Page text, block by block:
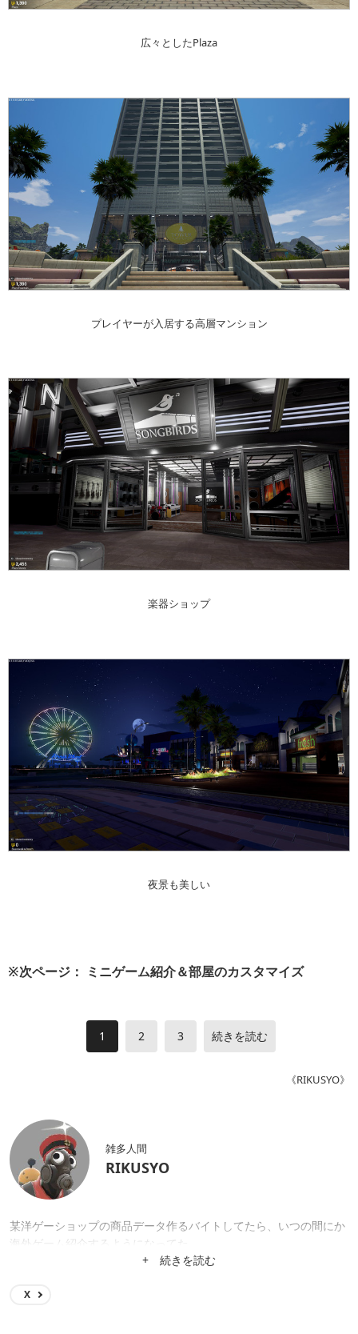
広々としたPlaza
プレイヤーが入居する高層マンション
楽器ショップ
夜景も美しい
※次ページ： ミニゲーム紹介＆部屋のカスタマイズ
1 2 3 続きを読む
《RIKUSYO》
雑多人間
RIKUSYO
某洋ゲーショップの商品データ作るバイトしてたら、いつの間にか
海外ゲーム紹介するようになってた。
+ 続きを読む
X